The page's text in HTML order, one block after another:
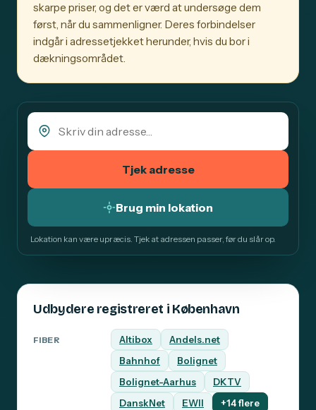
skarpe priser, og det er værd at undersøge dem
først, når du sammenligner. Deres forbindelser
indgår i adressetjekket herunder, hvis du bor i
dækningsområdet.
Tjek adresse
Brug min lokation
Lokation kan være upræcis. Tjek at adressen passer, før du slår op.
Udbydere registreret i København
FIBER Altibox
Andels.net
Bahnhof
Bolignet
Bolignet-Aarhus
DKTV
DanskNet
EWII +14 flere